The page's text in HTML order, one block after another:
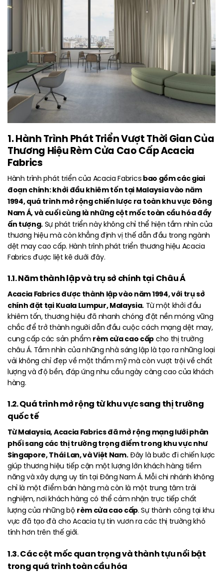
1. Hành Trình Phát Triển Vượt Thời Gian Của
Thương Hiệu Rèm Cửa Cao Cấp Acacia
Fabrics
Hành trình phát triển của Acacia Fabricsbao gồm các giai
đoạn chính: khởi đầu khiêm tốn tại Malaysia vào năm
1994, quá trình mở rộng chiến lược ra toàn khu vực Đông
Nam Á, và cuối cùng là những cột mốc toàn cầu hóa đầy
ấn tượng.Sự phát triển này không chỉ thể hiện tầm nhìn của
thương hiệu mà còn khẳng định vị thế dẫn đầu trong ngành
dệt may cao cấp. Hành trình phát triển thương hiệu Acacia
Fabrics được liệt kê dưới đây.
1.1. Năm thành lập và trụ sở chính tại Châu Á
Acacia Fabrics được thành lập vào năm 1994, với trụ sở
chính đặt tại Kuala Lumpur, Malaysia. Từ một khởi đầu
khiêm tốn, thương hiệu đã nhanh chóng đặt nền móng vững
chắc để trở thành người dẫn đầu cuộc cách mạng dệt may,
cung cấp các sản phẩm rèm cửa cao cấpcho thị trường
châu Á. Tầm nhìn của những nhà sáng lập là tạo ra những loại
vải không chỉ đẹp về mặt thẩm mỹ mà còn vượt trội về chất
lượng và độ bền, đáp ứng nhu cầu ngày càng cao của khách
hàng.
1.2. Quá trình mở rộng từ khu vực sang thị trường
quốc tế
Từ Malaysia, Acacia Fabrics đã mở rộng mạng lưới phân
phối sang các thị trường trọng điểm trong khu vực như
Singapore, Thái Lan, và Việt Nam.Đây là bước đi chiến lược
giúp thương hiệu tiếp cận một lượng lớn khách hàng tiềm
năng và xây dựng uy tín tại Đông Nam Á. Mỗi chi nhánh không
chỉ là một điểm bán hàng mà còn là một trung tâm trải
nghiệm, nơi khách hàng có thể cảm nhận trực tiếp chất
lượng của những bộ rèm cửa cao cấp. Sự thành công tại khu
vực đã tạo đà cho Acacia tự tin vươn ra các thị trường khó
tính hơn trên thế giới.
1.3. Các cột mốc quan trọng và thành tựu nổi bật
trong quá trình toàn cầu hóa